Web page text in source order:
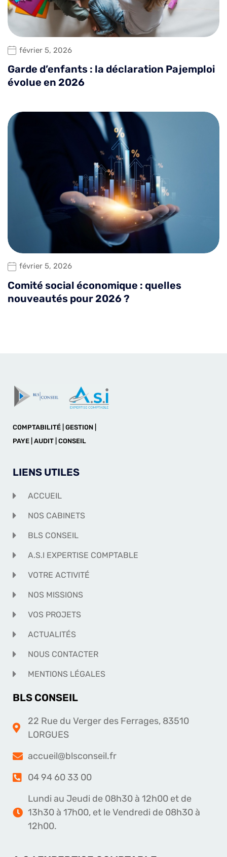
février 5, 2026
Garde d’enfants : la déclaration Pajemploi
évolue en 2026
février 5, 2026
Comité social économique : quelles
nouveautés pour 2026 ?
COMPTABILITÉ | GESTION |
PAYE | AUDIT | CONSEIL
LIENS UTILES
ACCUEIL
NOS CABINETS
BLS CONSEIL
A.S.I EXPERTISE COMPTABLE
VOTRE ACTIVITÉ
NOS MISSIONS
VOS PROJETS
ACTUALITÉS
NOUS CONTACTER
MENTIONS LÉGALES
BLS CONSEIL
22 Rue du Verger des Ferrages, 83510
LORGUES
accueil@blsconseil.fr
04 94 60 33 00
Lundi au Jeudi de 08h30 à 12h00 et de
13h30 à 17h00, et le Vendredi de 08h30 à
12h00.